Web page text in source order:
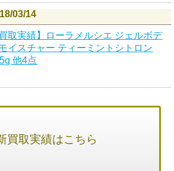
03/14
買取実績】ローラメルシエ ジェルボデ
イスチャー ティーミントシトロン
他4点
買取実績はこちら